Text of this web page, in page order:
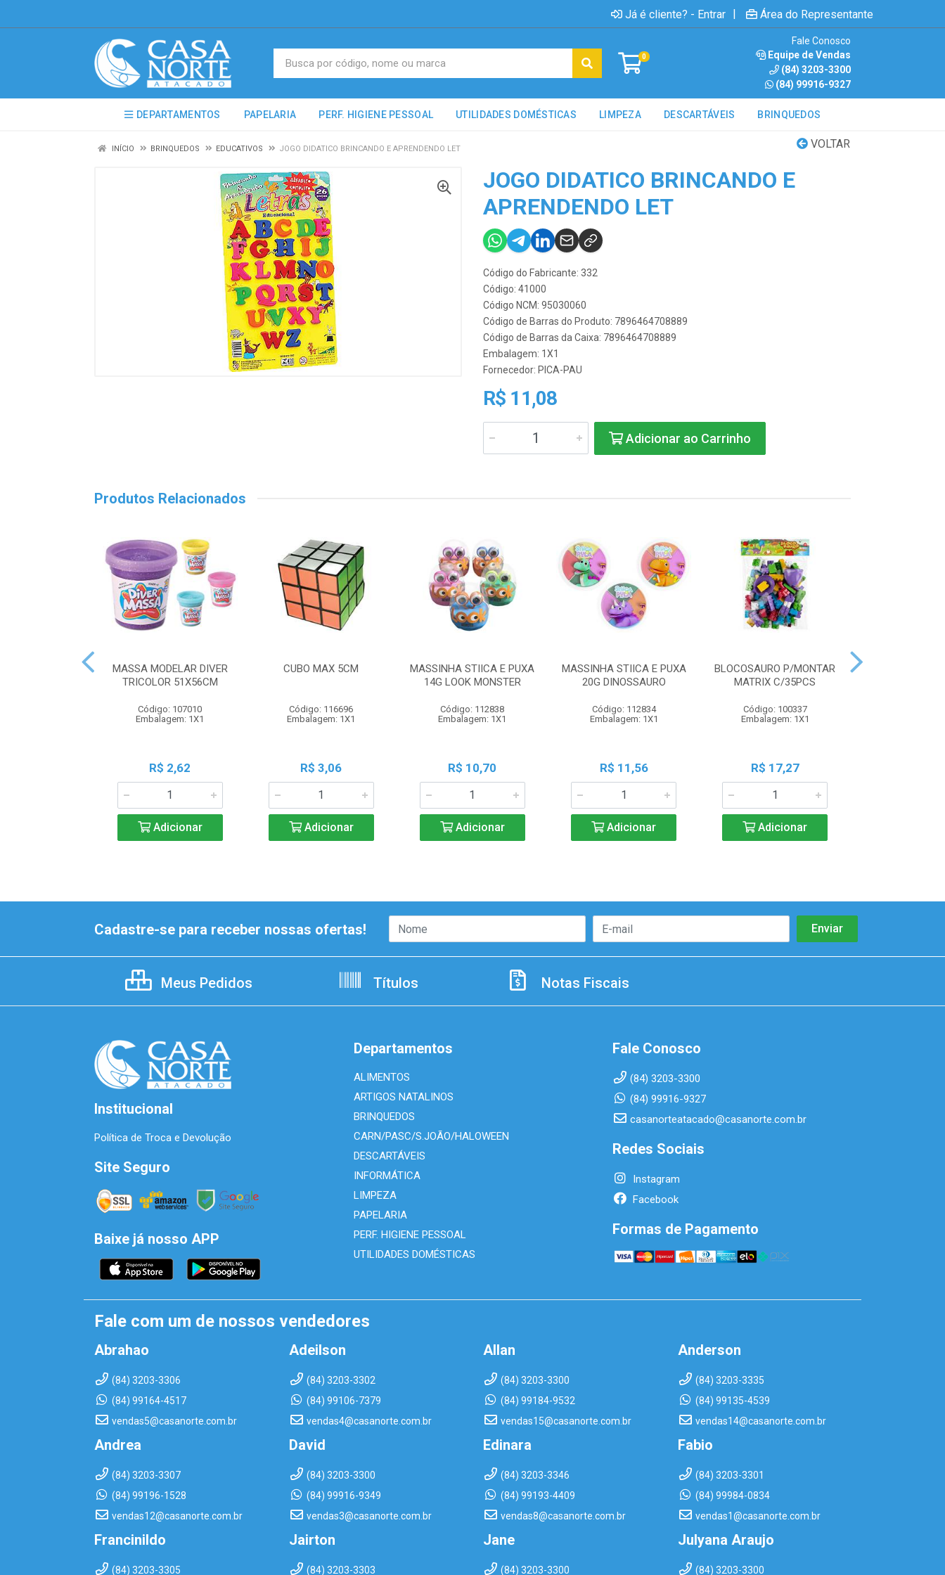
Já é cliente? - Entrar | Área do Representante
0
Fale Conosco
Equipe de Vendas
(84) 3203-3300
(84) 99916-9327
DEPARTAMENTOS PAPELARIA PERF. HIGIENE PESSOAL UTILIDADES DOMÉSTICAS LIMPEZA DESCARTÁVEIS BRINQUEDOS
VOLTAR
INÍCIO BRINQUEDOS EDUCATIVOS JOGO DIDATICO BRINCANDO E APRENDENDO LET
JOGO DIDATICO BRINCANDO E
APRENDENDO LET
Código do Fabricante: 332
Código: 41000
Código NCM: 95030060
Código de Barras do Produto: 7896464708889
Código de Barras da Caixa: 7896464708889
Embalagem: 1X1
Fornecedor: PICA-PAU
R$ 11,08
Adicionar ao Carrinho
Produtos Relacionados
MASSA MODELAR DIVER
TRICOLOR 51X56CM
Código: 107010
Embalagem: 1X1
R$ 2,62
Adicionar
CUBO MAX 5CM
Código: 116696
Embalagem: 1X1
R$ 3,06
Adicionar
MASSINHA STIICA E PUXA
14G LOOK MONSTER
Código: 112838
Embalagem: 1X1
R$ 10,70
Adicionar
MASSINHA STIICA E PUXA
20G DINOSSAURO
Código: 112834
Embalagem: 1X1
R$ 11,56
Adicionar
BLOCOSAURO P/MONTAR
MATRIX C/35PCS
Código: 100337
Embalagem: 1X1
R$ 17,27
Adicionar
Cadastre-se para receber nossas ofertas!
Meus Pedidos Títulos Notas Fiscais
Institucional
Política de Troca e Devolução
Site Seguro
Baixe já nosso APP
Departamentos
ALIMENTOS
ARTIGOS NATALINOS
BRINQUEDOS
CARN/PASC/S.JOÃO/HALOWEEN
DESCARTÁVEIS
INFORMÁTICA
LIMPEZA
PAPELARIA
PERF. HIGIENE PESSOAL
UTILIDADES DOMÉSTICAS
Fale Conosco
(84) 3203-3300
(84) 99916-9327
casanorteatacado@casanorte.com.br
Redes Sociais
Instagram
Facebook
Formas de Pagamento
Fale com um de nossos vendedores
Abrahao
(84) 3203-3306
(84) 99164-4517
vendas5@casanorte.com.br
Adeilson
(84) 3203-3302
(84) 99106-7379
vendas4@casanorte.com.br
Allan
(84) 3203-3300
(84) 99184-9532
vendas15@casanorte.com.br
Anderson
(84) 3203-3335
(84) 99135-4539
vendas14@casanorte.com.br
Andrea
(84) 3203-3307
(84) 99196-1528
vendas12@casanorte.com.br
David
(84) 3203-3300
(84) 99916-9349
vendas3@casanorte.com.br
Edinara
(84) 3203-3346
(84) 99193-4409
vendas8@casanorte.com.br
Fabio
(84) 3203-3301
(84) 99984-0834
vendas1@casanorte.com.br
Francinildo
(84) 3203-3305
Jairton
(84) 3203-3303
Jane
(84) 3203-3300
Julyana Araujo
(84) 3203-3300